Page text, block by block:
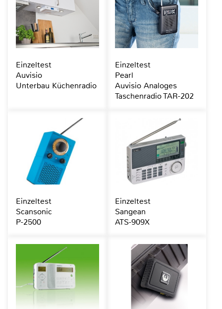
Einzeltest
Auvisio
Unterbau Küchenradio
Einzeltest
Pearl
Auvisio Analoges
Taschenradio TAR-202
Einzeltest
Scansonic
P-2500
Einzeltest
Sangean
ATS-909X